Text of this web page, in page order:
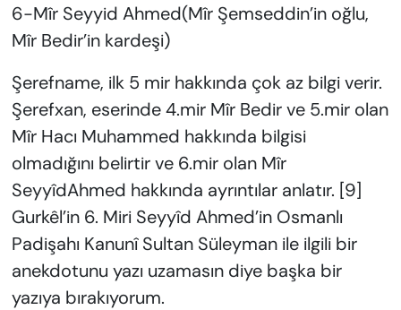
6-Mîr Seyyid Ahmed(Mîr Şemseddin’in oğlu,
Mîr Bedir’in kardeşi)
Şerefname, ilk 5 mir hakkında çok az bilgi verir.
Şerefxan, eserinde 4.mir Mîr Bedir ve 5.mir olan
Mîr Hacı Muhammed hakkında bilgisi
olmadığını belirtir ve 6.mir olan Mîr
SeyyîdAhmed hakkında ayrıntılar anlatır. [9]
Gurkêl’in 6. Miri Seyyîd Ahmed’in Osmanlı
Padişahı Kanunî Sultan Süleyman ile ilgili bir
anekdotunu yazı uzamasın diye başka bir
yazıya bırakıyorum.